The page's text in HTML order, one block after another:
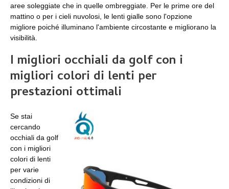
aree soleggiate che in quelle ombreggiate. Per le prime ore del
mattino o per i cieli nuvolosi, le lenti gialle sono l'opzione
migliore poiché illuminano l'ambiente circostante e migliorano la
visibilità.
I migliori occhiali da golf con i
migliori colori di lenti per
prestazioni ottimali
Se stai
cercando
occhiali da golf
con i migliori
colori di lenti
per varie
condizioni di